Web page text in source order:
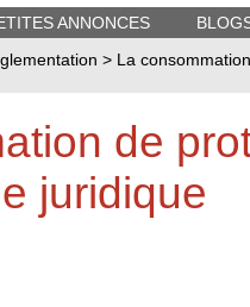
ANNONCES
> La
de
juridique